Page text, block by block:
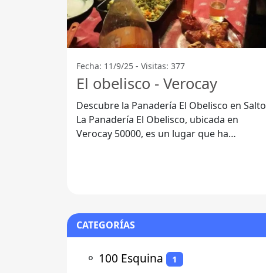
Fecha: 11/9/25 - Visitas: 377
El obelisco - Verocay
Descubre la Panadería El Obelisco en Salto
La Panadería El Obelisco, ubicada en
Verocay 50000, es un lugar que ha
CATEGORÍAS
⚬ 100 Esquina 1